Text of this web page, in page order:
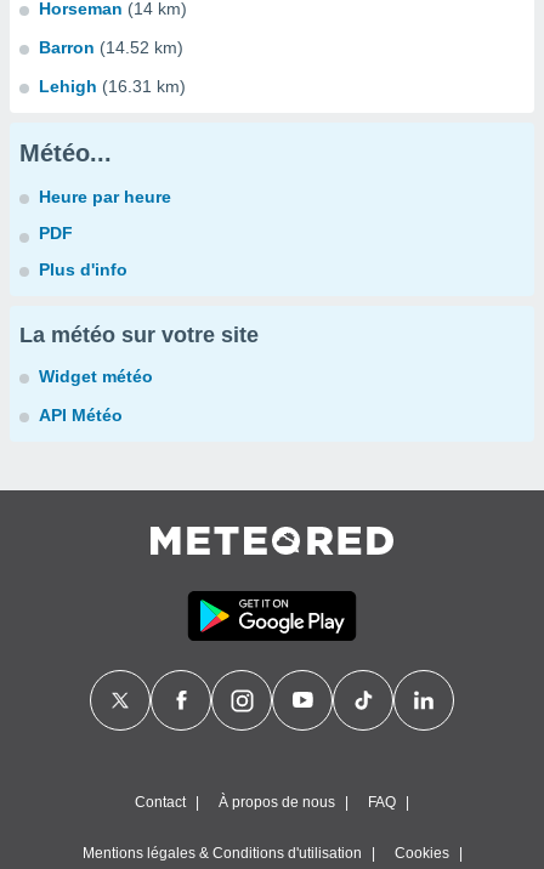
Horseman (14 km)
Barron (14.52 km)
Lehigh (16.31 km)
Météo...
Heure par heure
PDF
Plus d'info
La météo sur votre site
Widget météo
API Météo
Contact À propos de nous FAQ
Mentions légales & Conditions d'utilisation Cookies